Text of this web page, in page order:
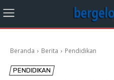
Beranda Berita Pendidikan
PENDIDIKAN